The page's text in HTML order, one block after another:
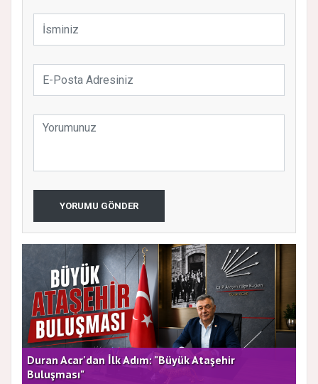
YORUMU GÖNDER
Duran Acar'dan İlk Adım: "Büyük Ataşehir
Buluşması"